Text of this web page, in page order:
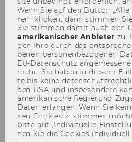
Institut für
Management und
Wenn Sie auf den But­ton
ren“ kli­cken, dann stim­men
Sie stim­men damit auch den
amerikanischer An­bie­ter zu.
gen Ihre durch das
be­nen per­so­nen­be­zo­ge­nen
EU-​Datenschutz
mehr. Sie haben in die­sem
te bis keine
den USA und ins­be­son­de­re
amerikanische Re­gie­rung
Daten er­lan­gen. Wenn Sie
nen Coo­kies zu­stim­men
bitte auf „In­di­vi­du­el­le
nen Sie die Coo­kies